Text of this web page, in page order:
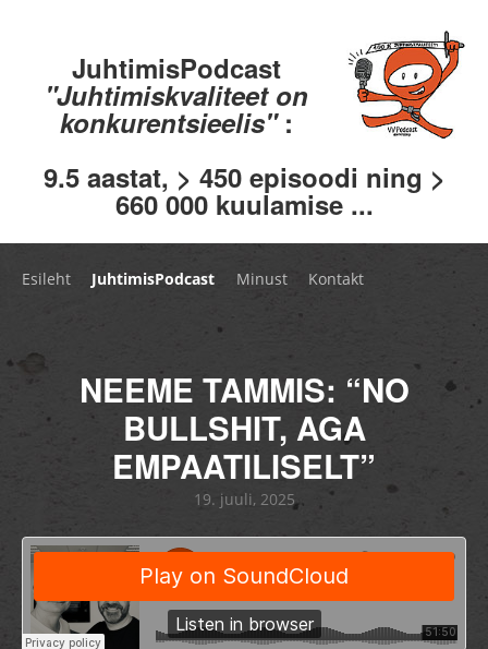
JuhtimisPodcast
"Juhtimiskvaliteet on
konkurentsieelis" :
9.5 aastat, > 450 episoodi ning >
660 000 kuulamise ...
Esileht JuhtimisPodcast Minust Kontakt
NEEME TAMMIS: “NO
BULLSHIT, AGA
EMPAATILISELT”
19. juuli, 2025